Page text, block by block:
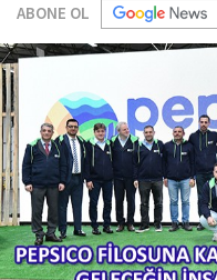
ABONE OL